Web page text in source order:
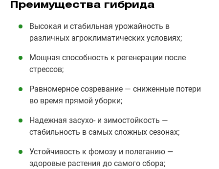
Преимущества гибрида
Высокая и стабильная урожайность в
различных агроклиматических условиях;
Мощная способность к регенерации после
стрессов;
Равномерное созревание — сниженные потери
во время прямой уборки;
Надежная засухо- и зимостойкость —
стабильность в самых сложных сезонах;
Устойчивость к фомозу и полеганию —
здоровые растения до самого сбора;